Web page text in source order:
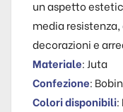
un aspetto
media
decorazioni e
Materiale: Juta
Confezione:
Colori disponibili: